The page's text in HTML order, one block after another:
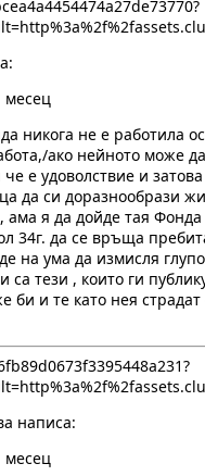
месец
никога не е работила
ако нейното може
е удоволствие и
да си доразнообрази
ама я да дойде тая Фонда
34г. да се връща
на ума да измисля
са тези , които ги
би и те като нея страдат
написа:
месец